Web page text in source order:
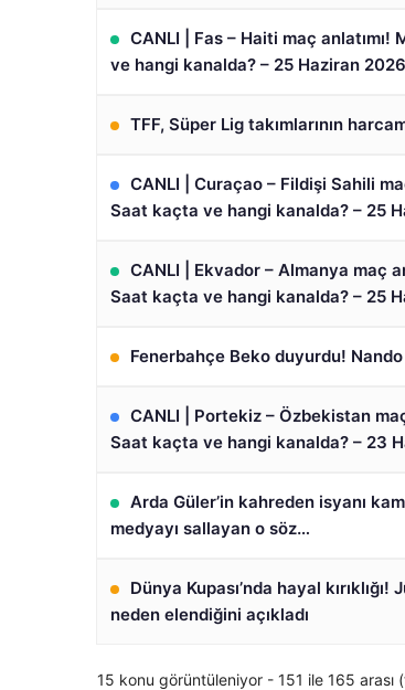
CANLI | Fas – Haiti maç
ve hangi kanalda? – 25 Haziran 2026
TFF, Süper Lig takımlarının
CANLI | Curaçao – Fildişi Sahili
Saat kaçta ve hangi kanalda? – 25
CANLI | Ekvador – Almanya maç
Saat kaçta ve hangi kanalda? – 25
Fenerbahçe Beko duyurdu!
CANLI | Portekiz – Özbekistan
Saat kaçta ve hangi kanalda? – 23
Arda Güler’in kahreden isyanı
medyayı sallayan o söz…
Dünya Kupası’nda hayal kırıklığı!
neden elendiğini açıkladı
15 konu görüntüleniyor - 151 ile 165 arası